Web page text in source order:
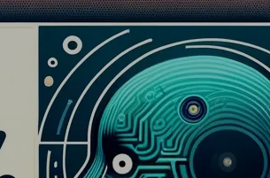
リンク アバウト 🇯🇵 日本語